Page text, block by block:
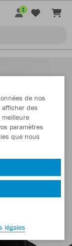
1
de nos
des
paramètres
que nous
légales